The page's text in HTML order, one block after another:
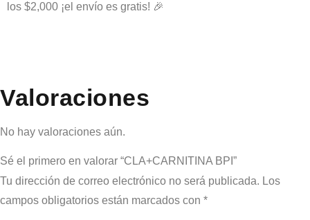
los $2,000 ¡el envío es gratis! 🎉
Valoraciones
No hay valoraciones aún.
Sé el primero en valorar “CLA+CARNITINA BPI”
Tu dirección de correo electrónico no será publicada. Los
campos obligatorios están marcados con *